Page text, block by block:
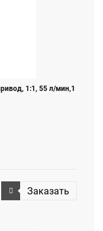
1:1, 55 л/мин,1
Заказать